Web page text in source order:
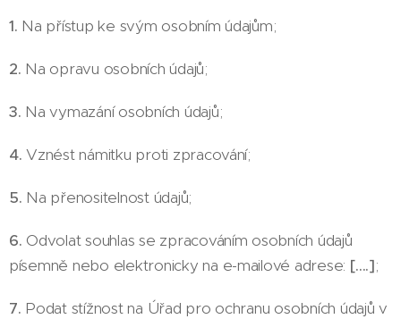
1. Na přístup ke svým osobním údajům;
2. Na opravu osobních údajů;
3. Na vymazání osobních údajů;
4.Vznést námitku proti zpracování;
5. Na přenositelnost údajů;
6. Odvolat souhlas se zpracováním osobních údajů
písemně nebo elektronicky na e-mailové adrese: [….];
7. Podat stížnost na Úřad pro ochranu osobních údajů v